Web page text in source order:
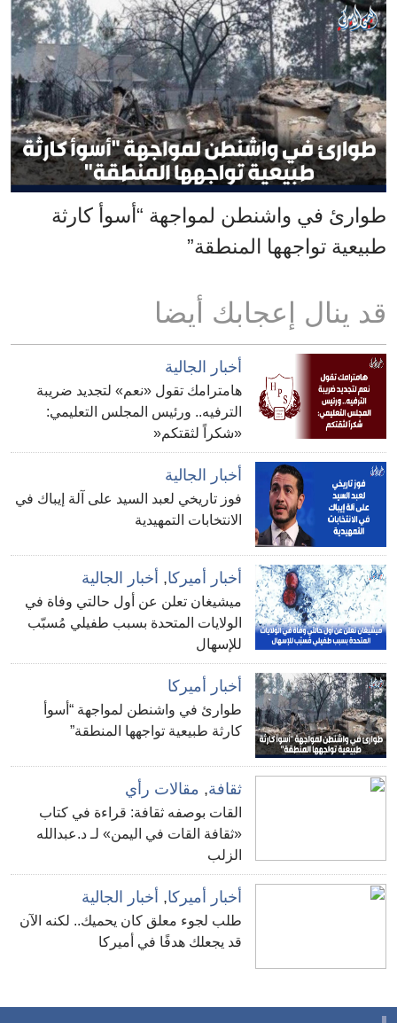
طوارئ في واشنطن لمواجهة “أسوأ كارثة
طبيعية تواجهها المنطقة”
قد ينال إعجابك أيضا
أخبار الجالية
هامترامك تقول «نعم» لتجديد ضريبة
الترفيه.. ورئيس المجلس التعليمي:
«شكراً لثقتكم«
أخبار الجالية
فوز تاريخي لعبد السيد على آلة إيباك في
الانتخابات التمهيدية
أخبار أميركا, أخبار الجالية
ميشيغان تعلن عن أول حالتي وفاة في
الولايات المتحدة بسبب طفيلي مُسبّب
للإسهال
أخبار أميركا
طوارئ في واشنطن لمواجهة “أسوأ
كارثة طبيعية تواجهها المنطقة”
ثقافة, مقالات رأي
القات بوصفه ثقافة: قراءة في كتاب
«ثقافة القات في اليمن» لـ د.عبدالله
الزلب
أخبار أميركا, أخبار الجالية
طلب لجوء معلق كان يحميك.. لكنه الآن
قد يجعلك هدفًا في أميركا